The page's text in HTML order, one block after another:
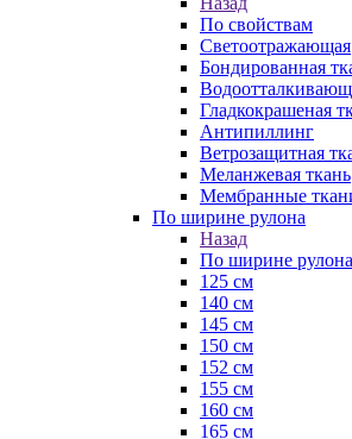
По свойствам
Светоотражающая
Бондированная
Гладкокрашеная
Антипиллинг
Ветрозащитная
Меланжевая ткань
Мембранные
По ширине рулона
Назад
По ширине рулона
125 см
140 см
145 см
150 см
152 см
155 см
160 см
165 см